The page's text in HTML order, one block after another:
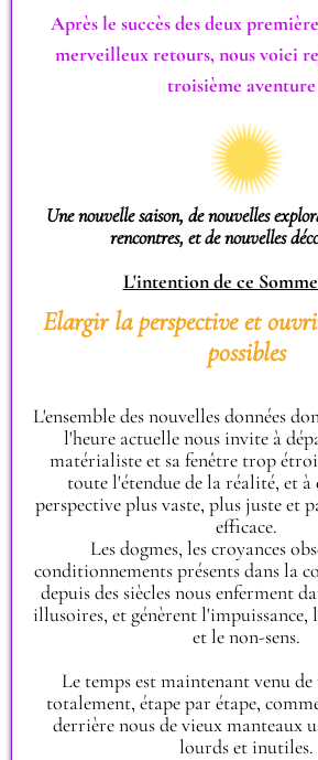
Après le succès des deux
merveilleux retours, nous voici
troisième
Une nouvelle saison, de nouvelles
rencontres, et de nouvelles
L'intention de ce
Elargir la perspective et
possibles
L'ensemble des nouvelles données
l'heure actuelle nous invite à
matérialiste et sa fenêtre trop
toute l'étendue de la réalité, et à
perspective plus vaste, plus juste et
efficace.
Les dogmes, les croyances
conditionnements présents dans la
depuis des siècles nous enferment
illusoires, et génèrent l'impuissance,
et le non-sens.
Le temps est maintenant venu
totalement, étape par étape,
derrière nous de vieux manteaux
lourds et inutiles.